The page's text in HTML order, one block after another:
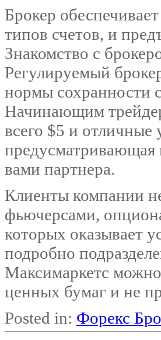
Брокер
типов счетов, и
Знакомство с
Регулируемый
нормы сохранности
Начинающим
всего $5 и
предусматривающая
вами партнера.
Клиенты компании
фьючерсами,
которых оказывает
подробно
Максимаркетс
ценных бумаг и не
Posted in: Форекс